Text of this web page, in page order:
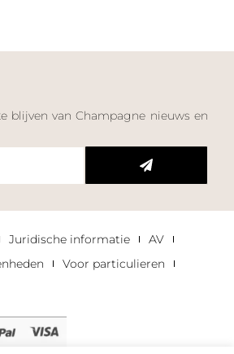
blijven van Champagne nieuws en
Juridische informatie
AV
Voor particulieren